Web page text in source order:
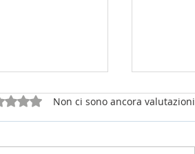
0 stelle su 5.
Non ci sono ancora valutazioni